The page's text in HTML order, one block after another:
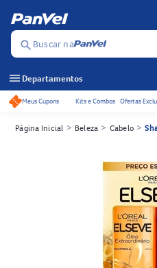
search Buscar na
menu Departamentos
Meus Cupons Kits e Combos Ofertas
Página Inicial > Beleza > Cabelo >